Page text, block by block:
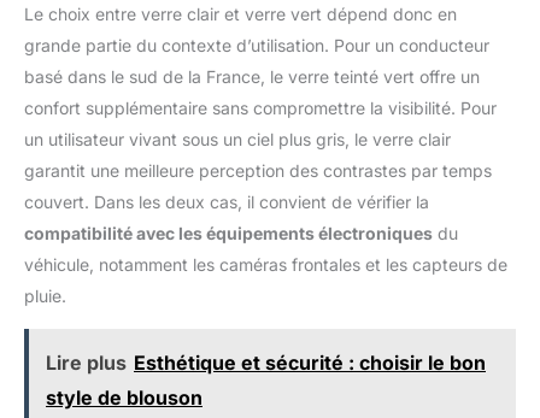
Le choix entre verre clair et verre vert dépend donc en
grande partie du contexte d’utilisation. Pour un conducteur
basé dans le sud de la France, le verre teinté vert offre un
confort supplémentaire sans compromettre la visibilité. Pour
un utilisateur vivant sous un ciel plus gris, le verre clair
garantit une meilleure perception des contrastes par temps
couvert. Dans les deux cas, il convient de vérifier la
compatibilité avec les équipements électroniques du
véhicule, notamment les caméras frontales et les capteurs de
pluie.
Lire plus Esthétique et sécurité : choisir le bon
style de blouson